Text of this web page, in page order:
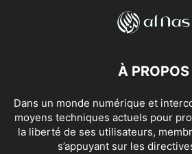
À PROPOS
Dans un monde numérique et
moyens techniques actuels pour
la liberté de ses utilisateurs,
s’appuyant sur les